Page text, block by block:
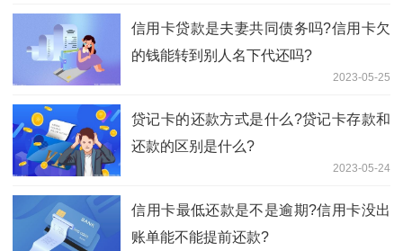
信用卡贷款是夫妻共同债务吗?信用卡欠
的钱能转到别人名下代还吗?
2023-05-25
贷记卡的还款方式是什么?贷记卡存款和
还款的区别是什么?
2023-05-24
​信用卡最低还款是不是逾期?信用卡没出
账单能不能提前还款?